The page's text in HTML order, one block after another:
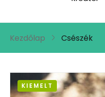
Kezdőlap Csészék
KIEMELT